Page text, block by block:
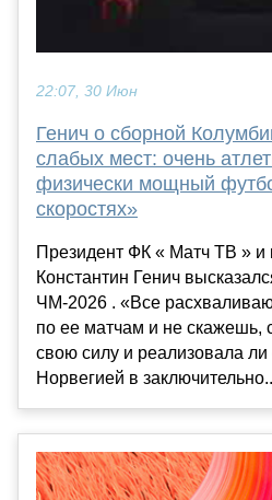
22:07, 30 Июн
Генич о сборной
слабых мест: очень
физически мощный
скоростях»
Президент ФК « Матч ТВ » и
Константин Генич
ЧМ-2026 . «Все
по ее матчам и не скажешь,
свою силу и реализовала
Норвегией в